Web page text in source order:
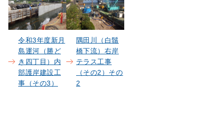
令和3年度新月
島運河（勝ど
き四丁目）内
部護岸建設工
事（その3）
隅田川（白鬚
橋下流）右岸
テラス工事
（その2）その
2